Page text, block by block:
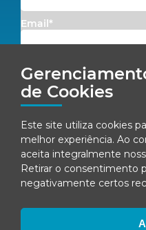
de Cookies
Este site utiliza cookies
melhor experiência. Ao
aceita integralmente
Retirar o consentimento
negativamente certos
Email*
Concordo em receber
Ao se inscrever, você concorda
©